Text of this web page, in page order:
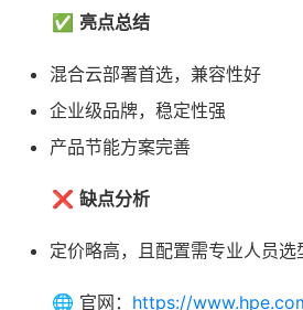
✅ 亮点总结
混合云部署首选，兼容性好
企业级品牌，稳定性强
产品节能方案完善
❌ 缺点分析
定价略高，且配置需专业人员选
🌐 官网： https://